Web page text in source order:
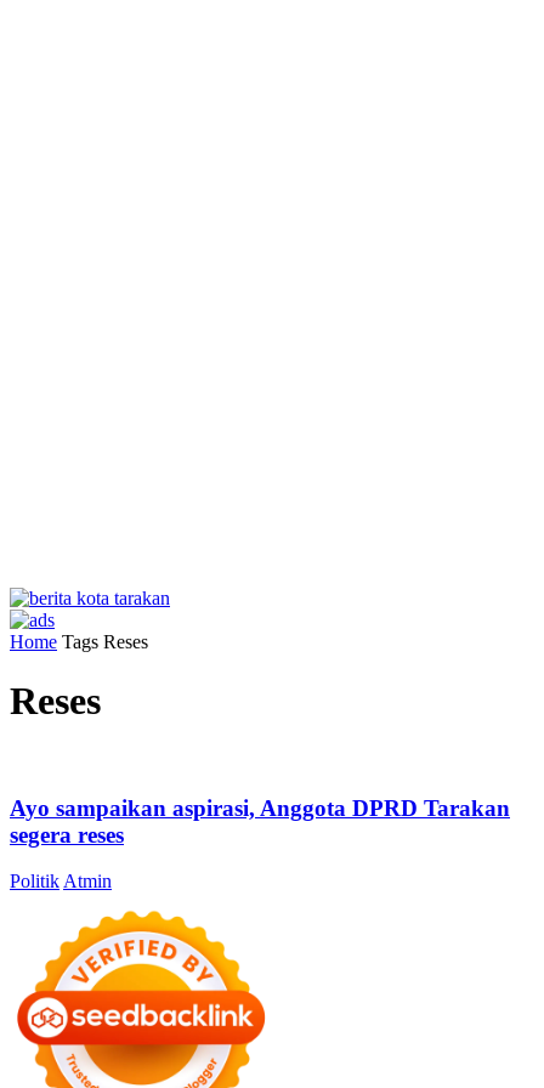
Home Tags Reses
Reses
Ayo sampaikan aspirasi, Anggota DPRD Tarakan
segera reses
Politik Atmin